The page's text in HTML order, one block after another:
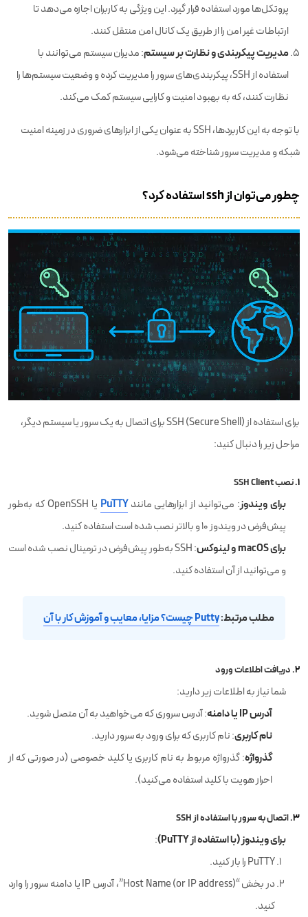
پروتکل‌ها مورد استفاده قرار گیرد. این ویژگی به کاربران اجازه می‌دهد تا
ارتباطات غیر امن را از طریق یک کانال امن منتقل کنند.
مدیریت پیکربندی و نظارت بر سیستم: مدیران سیستم می‌توانند با
استفاده از SSH، پیکربندی‌های سرور را مدیریت کرده و وضعیت سیستم‌ها را
نظارت کنند، که به بهبود امنیت و کارایی سیستم کمک می‌کند.
با توجه به این کاربردها، SSH به عنوان یکی از ابزارهای ضروری در زمینه امنیت
شبکه و مدیریت سرور شناخته می‌شود.
چطور می‌توان از ssh استفاده کرد؟
برای استفاده از SSH (Secure Shell) برای اتصال به یک سرور یا سیستم دیگر،
مراحل زیر را دنبال کنید:
1. نصب SSH Client
برای ویندوز: می‌توانید از ابزارهایی مانندPuTTY
یا OpenSSH که به‌طور
پیش‌فرض در ویندوز 10 و بالاتر نصب شده است استفاده کنید.
برای macOS و لینوکس
: SSH به‌طور پیش‌فرض در ترمینال نصب شده است
و می‌توانید از آن استفاده کنید.
مطلب مرتبط:Putty چیست؟ مزایا، معایب و آموزش کار با آن
2. دریافت اطلاعات ورود
شما نیاز به اطلاعات زیر دارید:
آدرس IP یا دامنه : آدرس سروری که می‌خواهید به آن متصل شوید.
نام کاربری: نام کاربری که برای ورود به سرور دارید.
گذرواژه: گذرواژه مربوط به نام کاربری یا کلید خصوصی (در صورتی که از
احراز هویت با کلید استفاده می‌کنید).
3. اتصال به سرور با استفاده از SSH
برای ویندوز (با استفاده از PuTTY)
:
PuTTY را باز کنید.
در بخش “Host Name (or IP address)”، آدرس IP یا دامنه سرور را وارد
کنید.